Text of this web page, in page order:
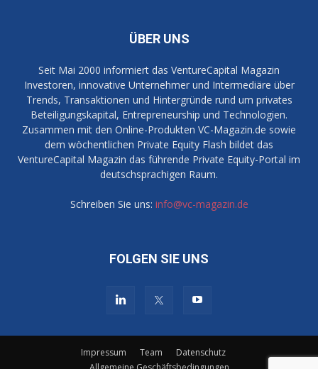
ÜBER UNS
Seit Mai 2000 informiert das VentureCapital Magazin
Investoren, innovative Unternehmer und Intermediäre über
Trends, Transaktionen und Hintergründe rund um privates
Beteiligungskapital, Entrepreneurship und Technologien.
Zusammen mit den Online-Produkten VC-Magazin.de sowie
dem wöchentlichen Private Equity Flash bildet das
VentureCapital Magazin das führende Private Equity-Portal im
deutschsprachigen Raum.
Schreiben Sie uns: info@vc-magazin.de
FOLGEN SIE UNS
Impressum Team
Datenschutz